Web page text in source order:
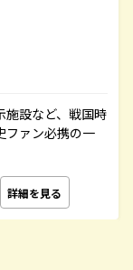
施設など、戦国時
ファン必携の一
詳細を見る